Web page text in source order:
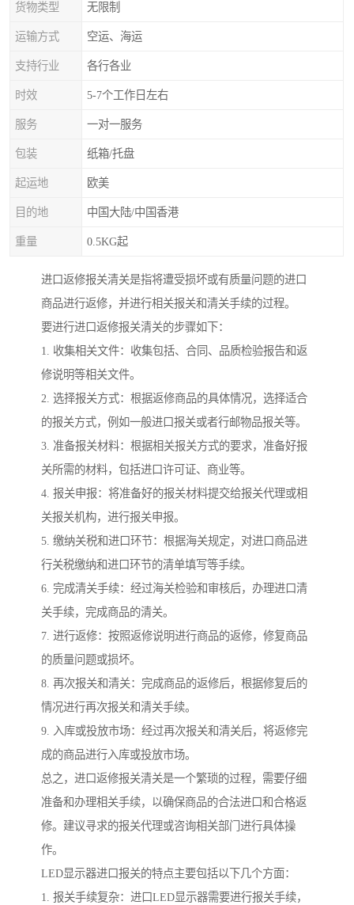
货物类型 无限制
运输方式 空运、海运
支持行业 各行各业
时效 5-7个工作日左右
服务 一对一服务
包装 纸箱/托盘
起运地 欧美
目的地 中国大陆/中国香港
重量 0.5KG起
进口返修报关清关是指将遭受损坏或有质量问题的进口
商品进行返修，并进行相关报关和清关手续的过程。
要进行进口返修报关清关的步骤如下：
1. 收集相关文件：收集包括、合同、品质检验报告和返
修说明等相关文件。
2. 选择报关方式：根据返修商品的具体情况，选择适合
的报关方式，例如一般进口报关或者行邮物品报关等。
3. 准备报关材料：根据相关报关方式的要求，准备好报
关所需的材料，包括进口许可证、商业等。
4. 报关申报：将准备好的报关材料提交给报关代理或相
关报关机构，进行报关申报。
5. 缴纳关税和进口环节：根据海关规定，对进口商品进
行关税缴纳和进口环节的清单填写等手续。
6. 完成清关手续：经过海关检验和审核后，办理进口清
关手续，完成商品的清关。
7. 进行返修：按照返修说明进行商品的返修，修复商品
的质量问题或损坏。
8. 再次报关和清关：完成商品的返修后，根据修复后的
情况进行再次报关和清关手续。
9. 入库或投放市场：经过再次报关和清关后，将返修完
成的商品进行入库或投放市场。
总之，进口返修报关清关是一个繁琐的过程，需要仔细
准备和办理相关手续，以确保商品的合法进口和合格返
修。建议寻求的报关代理或咨询相关部门进行具体操
作。
LED显示器进口报关的特点主要包括以下几个方面：
1. 报关手续复杂：进口LED显示器需要进行报关手续，